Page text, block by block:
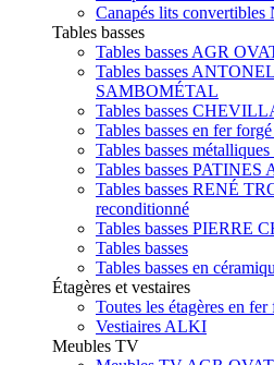
Canapés lits
Tables basses
Tables basses AGR
Tables basses
SAMBOMÉTAL
Tables basses
Tables basses en fer
Tables basses
Tables basses
Tables basses RENÉ
reconditionné
Tables basses PIERRE
Tables basses
Tables basses en
Étagères et vestaires
Toutes les étagères en fer
Vestiaires ALKI
Meubles TV